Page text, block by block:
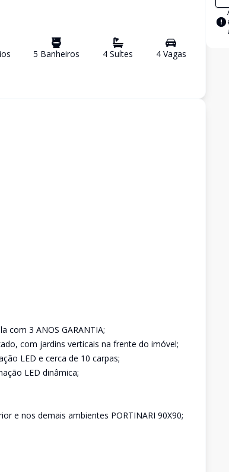
s 5 Banheiros 4 Suítes 4Vagas
com 3 ANOS GARANTIA;
com jardins verticais na frente do imóvel;
LED e cerca de 10 carpas;
LED dinâmica;
e nos demais ambientes PORTINARI 90X90;